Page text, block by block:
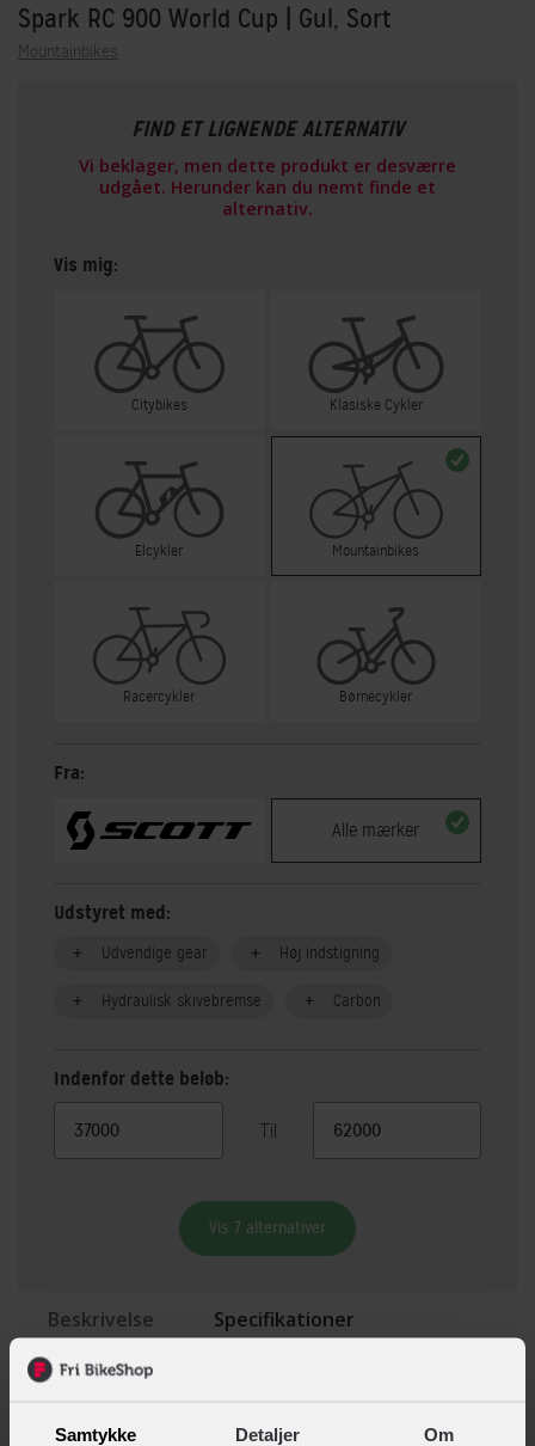
Samtykke Detaljer Om
Spark RC 900 World Cup | Gul, Sort
Mountainbikes
FIND ET LIGNENDE ALTERNATIV
Vi beklager, men dette produkt er desværre
udgået. Herunder kan du nemt finde et
alternativ.
Vis mig:
Citybikes Klasiske Cykler
Elcykler Mountainbikes
Racercykler Børnecykler
Fra:
Alle mærker
Udstyret med:
Udvendige gear Høj indstigning
Hydraulisk skivebremse Carbon
Indenfor dette beløb:
Til
Vis 7 alternativer
Beskrivelse Specifikationer
BESKRIVELSE AF SCOTT SPARK RC 900 WORLD